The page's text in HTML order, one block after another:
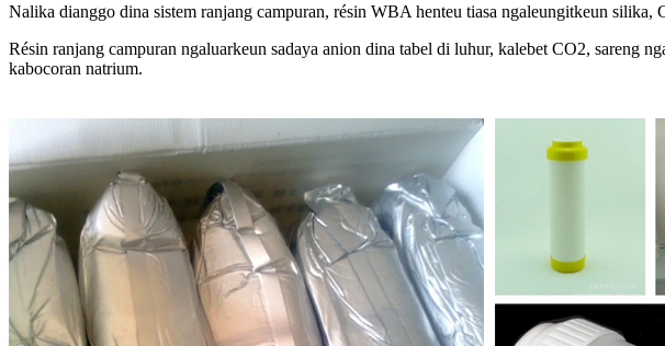
Nalika dianggo dina sistem ranjang campuran, résin WBA henteu tiasa ngaleungitkeun silika,
Résin ranjang campuran ngaluarkeun sadaya anion dina tabel di luhur, kalebet CO2, sareng
kabocoran natrium.